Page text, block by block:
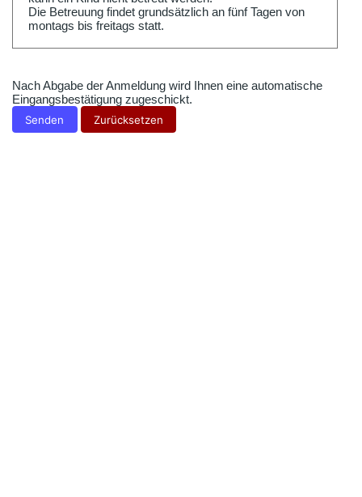
Die Betreuung findet grundsätzlich an fünf Tagen von
montags bis freitags statt.
Nach Abgabe der Anmeldung wird Ihnen eine automatische
Eingangsbestätigung zugeschickt.
Senden
Zurücksetzen